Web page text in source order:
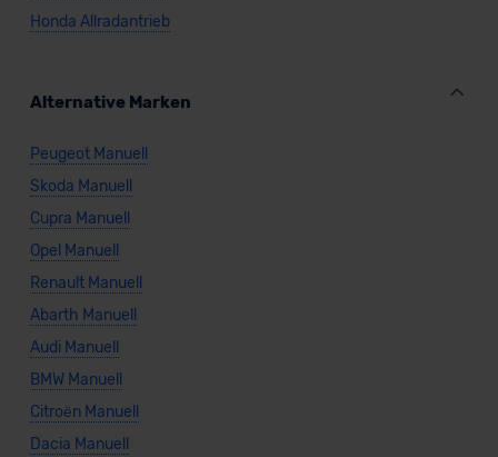
Honda Allradantrieb
Alternative Marken
Peugeot Manuell
Skoda Manuell
Cupra Manuell
Opel Manuell
Renault Manuell
Abarth Manuell
Audi Manuell
BMW Manuell
Citroën Manuell
Dacia Manuell